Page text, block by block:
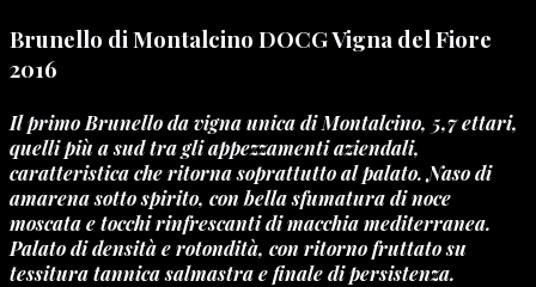
Brunello di Montalcino DOCG Vigna del Fiore
2016
Il primo Brunello da vigna unica di Montalcino, 5,7 ettari,
quelli più a sud tra gli appezzamenti aziendali,
caratteristica che ritorna soprattutto al palato. Naso di
amarena sotto spirito, con bella sfumatura di noce
moscata e tocchi rinfrescanti di macchia mediterranea.
Palato di densità e rotondità, con ritorno fruttato su
tessitura tannica salmastra e finale di persistenza.